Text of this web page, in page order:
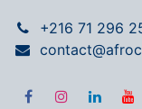
+216 71 296